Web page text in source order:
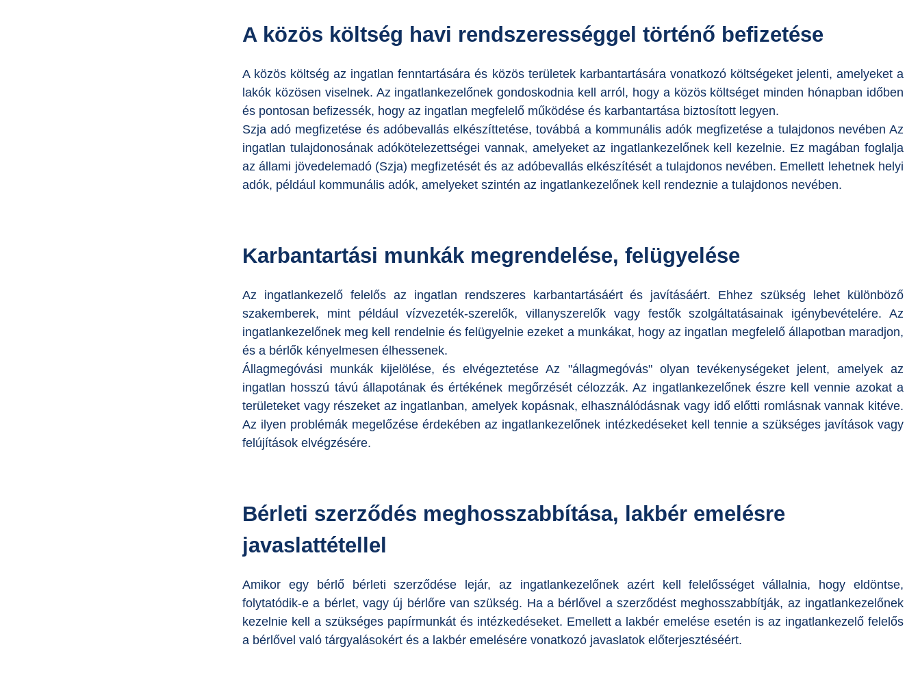
A közös költség havi rendszerességgel történő befizetése
A közös költség az ingatlan fenntartására és közös területek karbantartására vonatkozó költségeket jelenti, amelyeket a
lakók közösen viselnek. Az ingatlankezelőnek gondoskodnia kell arról, hogy a közös költséget minden hónapban időben
és pontosan befizessék, hogy az ingatlan megfelelő működése és karbantartása biztosított legyen.
Szja adó megfizetése és adóbevallás elkészíttetése, továbbá a kommunális adók megfizetése a tulajdonos nevében Az
ingatlan tulajdonosának adókötelezettségei vannak, amelyeket az ingatlankezelőnek kell kezelnie. Ez magában foglalja
az állami jövedelemadó (Szja) megfizetését és az adóbevallás elkészítését a tulajdonos nevében. Emellett lehetnek helyi
adók, például kommunális adók, amelyeket szintén az ingatlankezelőnek kell rendeznie a tulajdonos nevében.
Karbantartási munkák megrendelése, felügyelése
Az ingatlankezelő felelős az ingatlan rendszeres karbantartásáért és javításáért. Ehhez szükség lehet különböző
szakemberek, mint például vízvezeték-szerelők, villanyszerelők vagy festők szolgáltatásainak igénybevételére. Az
ingatlankezelőnek meg kell rendelnie és felügyelnie ezeket a munkákat, hogy az ingatlan megfelelő állapotban maradjon,
és a bérlők kényelmesen élhessenek.
Állagmegóvási munkák kijelölése, és elvégeztetése Az "állagmegóvás" olyan tevékenységeket jelent, amelyek az
ingatlan hosszú távú állapotának és értékének megőrzését célozzák. Az ingatlankezelőnek észre kell vennie azokat a
területeket vagy részeket az ingatlanban, amelyek kopásnak, elhasználódásnak vagy idő előtti romlásnak vannak kitéve.
Az ilyen problémák megelőzése érdekében az ingatlankezelőnek intézkedéseket kell tennie a szükséges javítások vagy
felújítások elvégzésére.
Bérleti szerződés meghosszabbítása, lakbér emelésre
javaslattétellel
Amikor egy bérlő bérleti szerződése lejár, az ingatlankezelőnek azért kell felelősséget vállalnia, hogy eldöntse,
folytatódik-e a bérlet, vagy új bérlőre van szükség. Ha a bérlővel a szerződést meghosszabbítják, az ingatlankezelőnek
kezelnie kell a szükséges papírmunkát és intézkedéseket. Emellett a lakbér emelése esetén is az ingatlankezelő felelős
a bérlővel való tárgyalásokért és a lakbér emelésére vonatkozó javaslatok előterjesztéséért.